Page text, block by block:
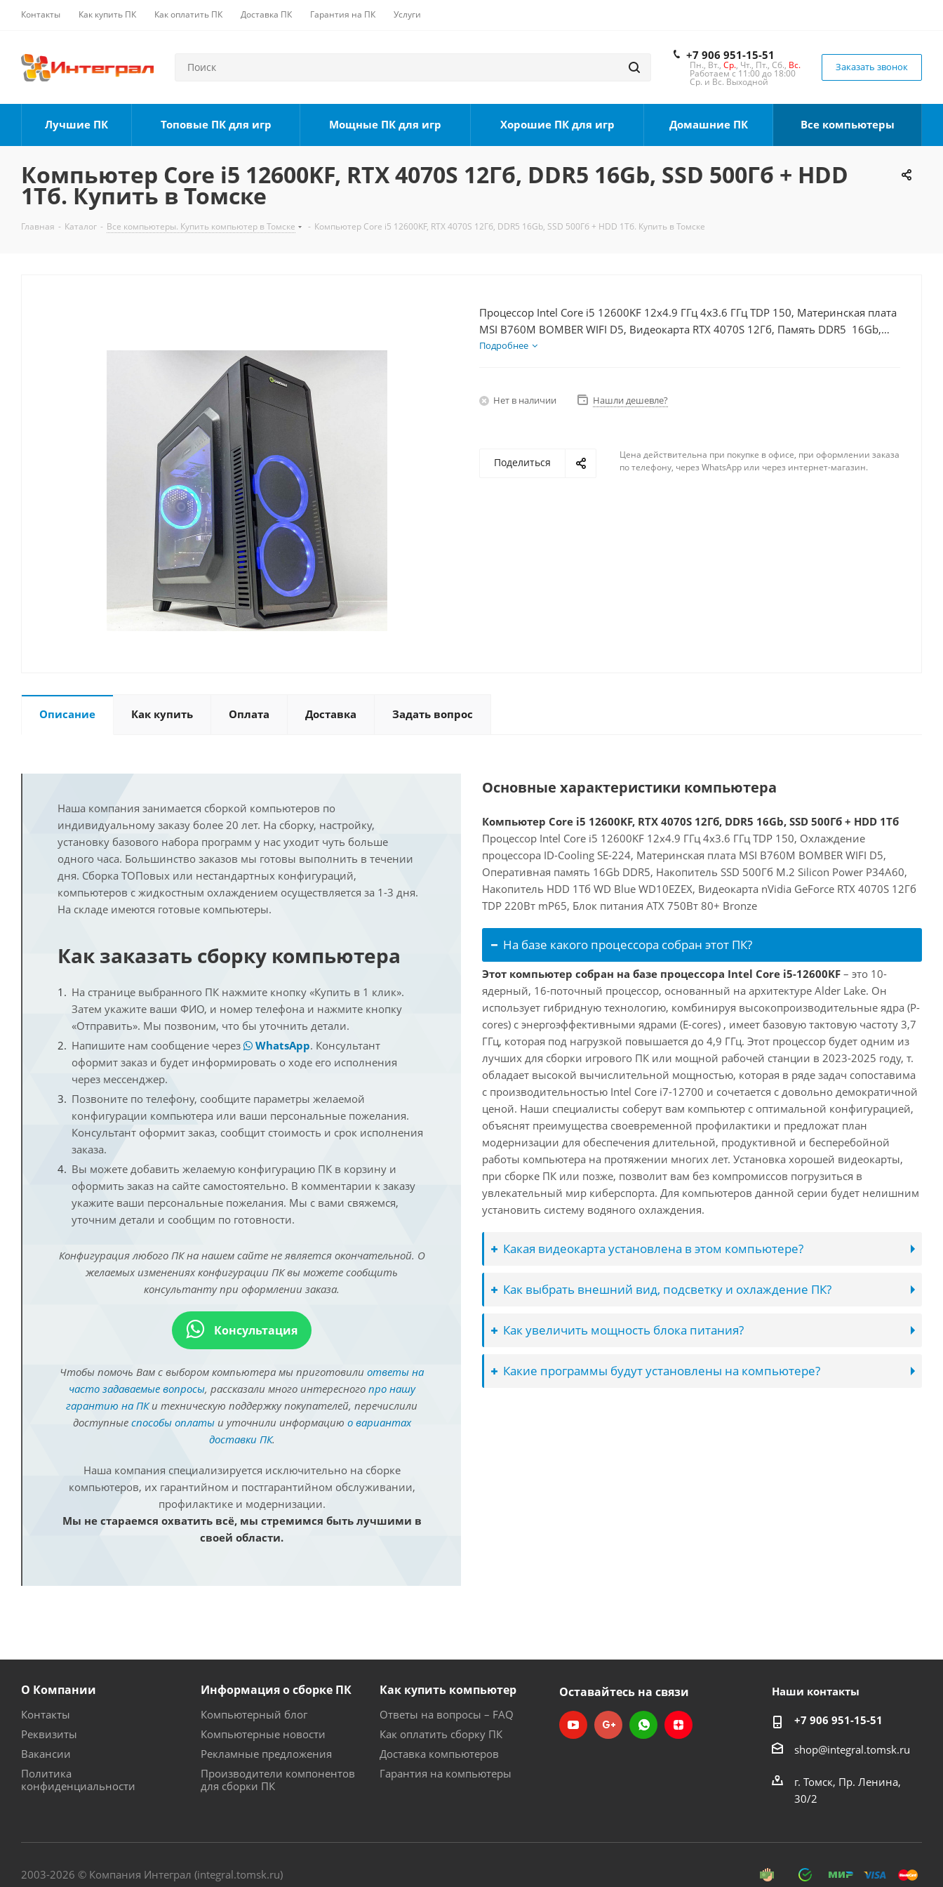
Контакты Как купить ПК Как оплатить ПК Доставка ПК Гарантия на ПК Услуги
+7 906 951-15-51
Пн., Вт., Ср., Чт., Пт., Сб., Вс.
Работаем с 11:00 до 18:00
Ср. и Вс. Выходной
Заказать звонок
Лучшие ПК Топовые ПК для игр Мощные ПК для игр Хорошие ПК для игр Домашние ПК Все компьютеры
Компьютер Core i5 12600KF, RTX 4070S 12Гб, DDR5 16Gb, SSD 500Гб + HDD
1Тб. Купить в Томске
Главная - Каталог - Все компьютеры. Купить компьютер в Томске - Компьютер Core i5 12600KF, RTX 4070S 12Гб, DDR5 16Gb, SSD 500Гб + HDD 1Тб. Купить в Томске
Процессор Intel Core i5 12600KF 12x4.9 ГГц 4x3.6 ГГц TDP 150, Материнская плата
MSI B760M BOMBER WIFI D5, Видеокарта RTX 4070S 12Гб, Память DDR5 16Gb,
Диски SSD 500Гб + HDD 1Тб, БП 750Вт
Подробнее
Нет в наличии Нашли дешевле?
Поделиться
Цена действительна при покупке в офисе, при оформлении заказа
по телефону, через WhatsApp или через интернет-магазин.
Описание Как купить Оплата Доставка Задать вопрос
Наша компания занимается сборкой компьютеров по
индивидуальному заказу более 20 лет. На сборку, настройку,
установку базового набора программ у нас уходит чуть больше
одного часа. Большинство заказов мы готовы выполнить в течении
дня. Сборка ТОПовых или нестандартных конфигураций,
компьютеров с жидкостным охлаждением осуществляется за 1-3 дня.
На складе имеются готовые компьютеры.
Как заказать сборку компьютера
На странице выбранного ПК нажмите кнопку «Купить в 1 клик».
Затем укажите ваши ФИО, и номер телефона и нажмите кнопку
«Отправить». Мы позвоним, что бы уточнить детали.
Напишите нам сообщение через
WhatsApp. Консультант
оформит заказ и будет информировать о ходе его исполнения
через мессенджер.
Позвоните по телефону, сообщите параметры желаемой
конфигурации компьютера или ваши персональные пожелания.
Консультант оформит заказ, сообщит стоимость и срок исполнения
заказа.
Вы можете добавить желаемую конфигурацию ПК в корзину и
оформить заказ на сайте самостоятельно. В комментарии к заказу
укажите ваши персональные пожелания. Мы с вами свяжемся,
уточним детали и сообщим по готовности.
Конфигурация любого ПК на нашем сайте не является окончательной. О
желаемых изменениях конфигурации ПК вы можете сообщить
консультанту при оформлении заказа.
Консультация
Чтобы помочь Вам с выбором компьютера мы приготовили ответы на
часто задаваемые вопросы, рассказали много интересного про нашу
гарантию на ПКи техническую поддержку покупателей, перечислили
доступные способы оплатыи уточнили информацию о вариантах
доставки ПК.
Наша компания специализируется исключительно на сборке
компьютеров, их гарантийном и постгарантийном обслуживании,
профилактике и модернизации.
Мы не стараемся охватить всё, мы стремимся быть лучшими в
своей области.
Основные характеристики компьютера
Компьютер Core i5 12600KF, RTX 4070S 12Гб, DDR5 16Gb, SSD 500Гб + HDD 1Тб
Процессор Intel Core i5 12600KF 12x4.9 ГГц 4x3.6 ГГц TDP 150, Охлаждение
процессора ID-Cooling SE-224, Материнская плата MSI B760M BOMBER WIFI D5,
Оперативная память 16Gb DDR5, Накопитель SSD 500Гб M.2 Silicon Power P34A60,
Накопитель HDD 1Тб WD Blue WD10EZEX, Видеокарта nVidia GeForce RTX 4070S 12Гб
TDP 220Вт mP65, Блок питания ATX 750Вт 80+ Bronze
На базе какого процессора собран этот ПК?
Этот компьютер собран на базе процессора Intel Core i5-12600KF – это 10-
ядерный, 16-поточный процессор, основанный на архитектуре Alder Lake. Он
использует гибридную технологию, комбинируя высокопроизводительные ядра (P-
cores) с энергоэффективными ядрами (E-cores) , имеет базовую тактовую частоту 3,7
ГГц, которая под нагрузкой повышается до 4,9 ГГц. Этот процессор будет одним из
лучших для сборки игрового ПК или мощной рабочей станции в 2023-2025 году, т.
обладает высокой вычислительной мощностью, которая в ряде задач сопоставима
с производительностью Intel Core i7-12700 и сочетается с довольно демократичной
ценой. Наши специалисты соберут вам компьютер с оптимальной конфигурацией,
объяснят преимущества своевременной профилактики и предложат план
модернизации для обеспечения длительной, продуктивной и бесперебойной
работы компьютера на протяжении многих лет. Установка хорошей видеокарты,
при сборке ПК или позже, позволит вам без компромиссов погрузиться в
увлекательный мир киберспорта. Для компьютеров данной серии будет нелишним
установить систему водяного охлаждения.
Какая видеокарта установлена в этом компьютере?
Как выбрать внешний вид, подсветку и охлаждение ПК?
Как увеличить мощность блока питания?
Какие программы будут установлены на компьютере?
О Компании
Контакты
Реквизиты
Вакансии
Политика
конфиденциальности
Информация о сборке ПК
Компьютерный блог
Компьютерные новости
Рекламные предложения
Производители компонентов
для сборки ПК
Как купить компьютер
Ответы на вопросы – FAQ
Как оплатить сборку ПК
Доставка компьютеров
Гарантия на компьютеры
Оставайтесь на связи Наши контакты
+7 906 951-15-51
shop@integral.tomsk.ru
г. Томск, Пр. Ленина,
30/2
2003-2026 © Компания Интеграл (integral.tomsk.ru)